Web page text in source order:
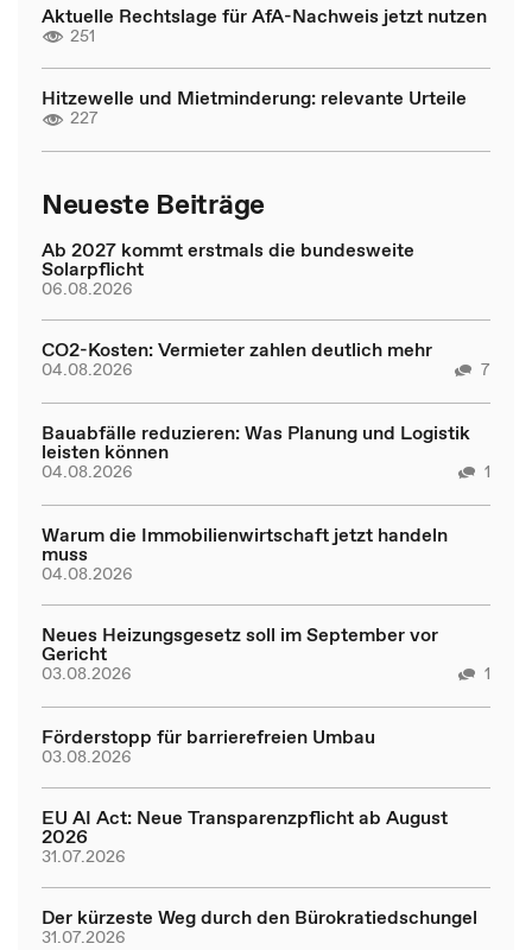
Aktuelle Rechtslage für AfA-Nachweis jetzt nutzen
251
Hitzewelle und Mietminderung: relevante Urteile
227
Neueste Beiträge
Ab 2027 kommt erstmals die bundesweite
Solarpflicht
06.08.2026
CO2-Kosten: Vermieter zahlen deutlich mehr
04.08.2026 7
Bauabfälle reduzieren: Was Planung und Logistik
leisten können
04.08.2026 1
Warum die Immobilienwirtschaft jetzt handeln
muss
04.08.2026
Neues Heizungsgesetz soll im September vor
Gericht
03.08.2026 1
Förderstopp für barrierefreien Umbau
03.08.2026
EU AI Act: Neue Transparenzpflicht ab August
2026
31.07.2026
Der kürzeste Weg durch den Bürokratiedschungel
31.07.2026